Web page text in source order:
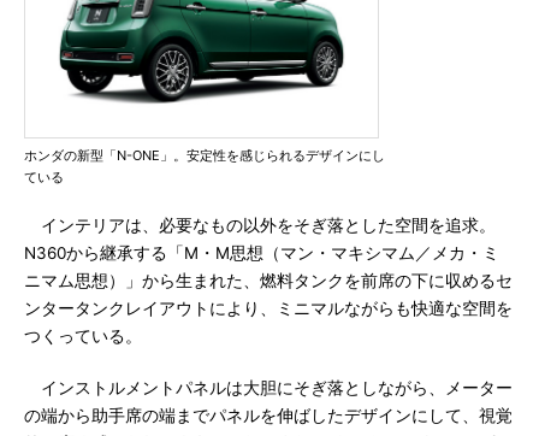
ホンダの新型「N-ONE」。安定性を感じられるデザインにし
ている
インテリアは、必要なもの以外をそぎ落とした空間を追求。
N360から継承する「M・M思想（マン・マキシマム／メカ・ミ
ニマム思想）」から生まれた、燃料タンクを前席の下に収めるセ
ンタータンクレイアウトにより、ミニマルながらも快適な空間を
つくっている。
インストルメントパネルは大胆にそぎ落としながら、メーター
の端から助手席の端までパネルを伸ばしたデザインにして、視覚